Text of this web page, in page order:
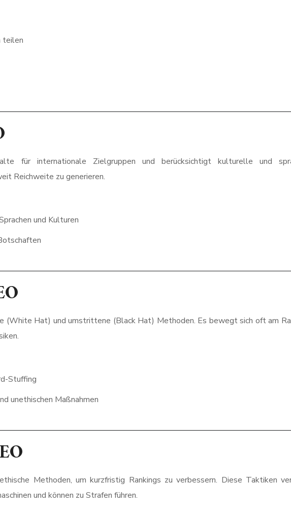
teilen
für internationale Zielgruppen und berücksichtigt kulturelle und
Reichweite zu generieren.
und Kulturen
(White Hat) und umstrittene (Black Hat) Methoden. Es bewegt sich oft am
Stuffing
unethischen Maßnahmen
Methoden, um kurzfristig Rankings zu verbessern. Diese Taktiken
und können zu Strafen führen.